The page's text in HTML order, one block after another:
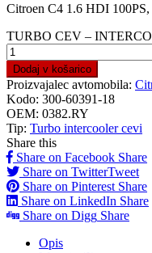
Citroen C4 1.6 HDI 100PS,
TURBO CEV –
Dodaj v košarico
Proizvajalec avtomobila:
Kodo: 300-60391-18
OEM: 0382.RY
Tip: Turbo intercooler cevi
Share this
Share on Facebook Share
Share on TwitterTweet
Share on Pinterest Share
Share on LinkedIn Share
Share on Digg Share
Opis